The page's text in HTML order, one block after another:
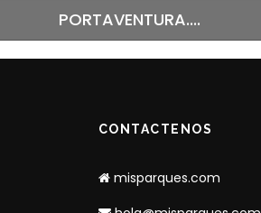
PORTAVENTURA....
CONTACTENOS
misparques.com